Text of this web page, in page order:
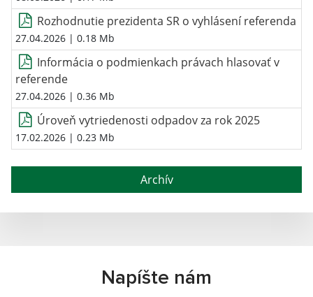
Rozhodnutie prezidenta SR o vyhlásení referenda
27.04.2026 | 0.18 Mb
Informácia o podmienkach právach hlasovať v
referende
27.04.2026 | 0.36 Mb
Úroveň vytriedenosti odpadov za rok 2025
17.02.2026 | 0.23 Mb
Archív
Napíšte nám